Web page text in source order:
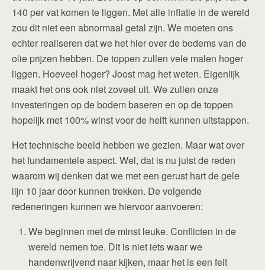
140 per vat komen te liggen. Met alle inflatie in de wereld
zou dit niet een abnormaal getal zijn. We moeten ons
echter realiseren dat we het hier over de bodems van de
olie prijzen hebben. De toppen zullen vele malen hoger
liggen. Hoeveel hoger? Joost mag het weten. Eigenlijk
maakt het ons ook niet zoveel uit. We zullen onze
investeringen op de bodem baseren en op de toppen
hopelijk met 100% winst voor de helft kunnen uitstappen.
Het technische beeld hebben we gezien. Maar wat over
het fundamentele aspect. Wel, dat is nu juist de reden
waarom wij denken dat we met een gerust hart de gele
lijn 10 jaar door kunnen trekken. De volgende
redeneringen kunnen we hiervoor aanvoeren:
We beginnen met de minst leuke. Conflicten in de
wereld nemen toe. Dit is niet iets waar we
handenwrijvend naar kijken, maar het is een feit